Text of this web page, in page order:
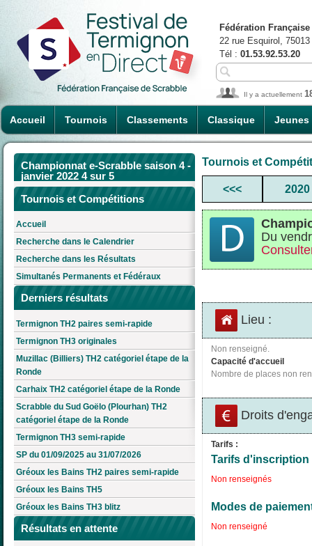
Accueil Tournois Classements Classique Jeunes
Fédération
22 rue Esquirol,
Tél : 01.53.92.53.20
Il y a actuellement
Championnat e-Scrabble saison 4 -
janvier 2022 4 sur 5
Tournois et Compétitions
Accueil
Recherche dans le Calendrier
Recherche dans les Résultats
Simultanés Permanents et Fédéraux
Derniers résultats
Termignon TH2 paires semi-rapide
Termignon TH3 originales
Muzillac (Billiers) TH2 catégoriel étape de la
Ronde
Carhaix TH2 catégoriel étape de la Ronde
Scrabble du Sud Goëlo (Plourhan) TH2
catégoriel étape de la Ronde
Termignon TH3 semi-rapide
SP du 01/09/2025 au 31/07/2026
Gréoux les Bains TH2 paires semi-rapide
Gréoux les Bains TH5
Gréoux les Bains TH3 blitz
Résultats en attente
Tournois et
<<< 2020
Du
Lieu :
Non renseigné.
Capacité d'accueil
Nombre de places non
Droits
Tarifs :
Tarifs d'inscription
Non renseignés
Modes de
Non renseigné